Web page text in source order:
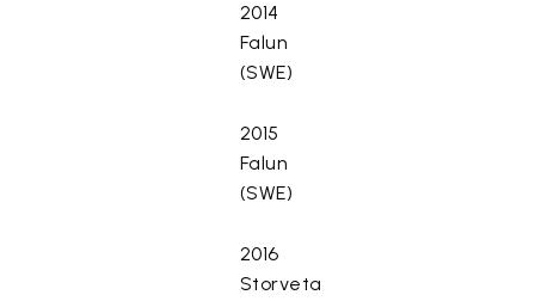
2014
Falun
(SWE)
2015
Falun
(SWE)
2016
Storveta